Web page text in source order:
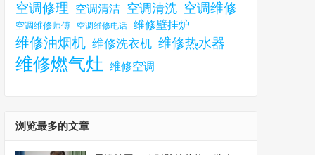
空调修理 空调清洁 空调清洗 空调维修
空调维修师傅 空调维修电话 维修壁挂炉
维修油烟机 维修洗衣机 维修热水器
维修燃气灶 维修空调
浏览最多的文章